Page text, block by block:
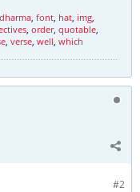
dharma, font, hat, img,
, order, quotable,
, verse, well, which
#2